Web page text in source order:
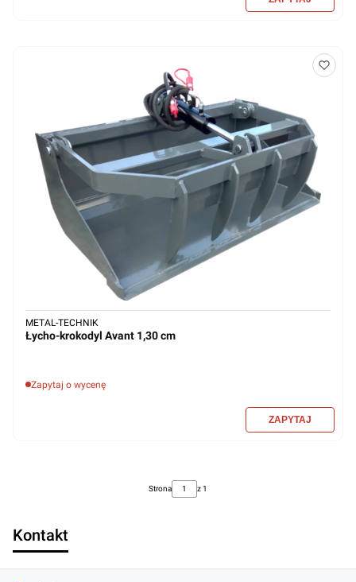
Łycho-krokodyl Avant 1,30 cm
Zapytaj o wycenę
METAL-TECHNIK
Strona z 1
Kontakt